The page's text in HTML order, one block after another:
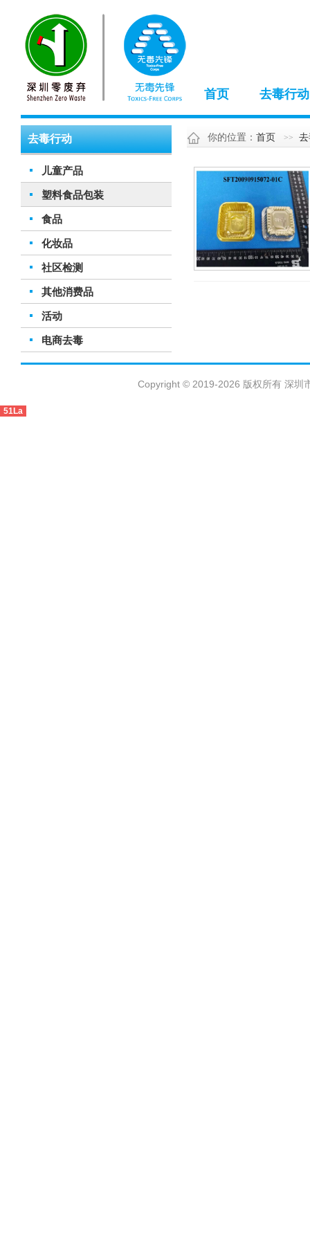
首页 去毒行动
去毒行动
儿童产品
塑料食品包装
食品
化妆品
社区检测
其他消费品
活动
电商去毒
你的位置： 首页
Copyright © 2019-2026 版权所有 深圳
51La